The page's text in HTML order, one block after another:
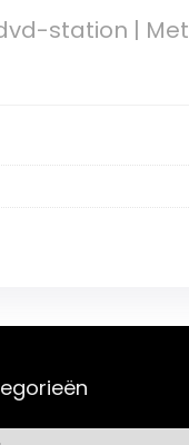
dvd-station | Met